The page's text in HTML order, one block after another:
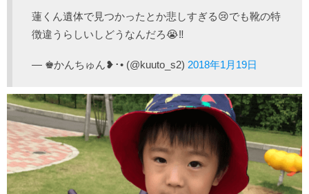
蓮くん遺体で見つかったとか悲しすぎる😢でも靴の特
徴違うらしいしどうなんだろ😭‼️
— ♚︎かんちゅん❥︎･• (@kuuto_s2) 2018年1月19日